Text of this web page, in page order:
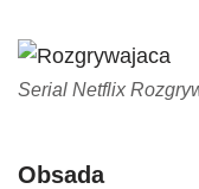
Serial Netflix
Obsada